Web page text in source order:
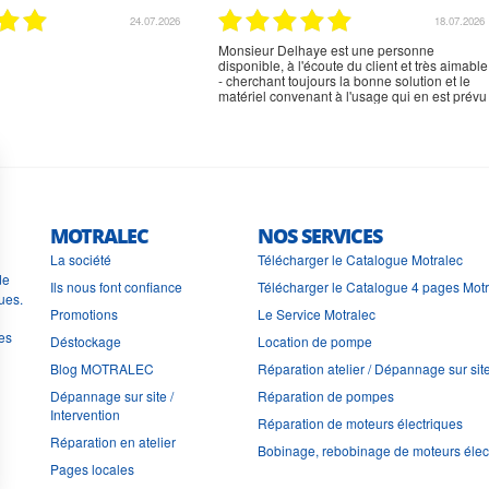
02.07.2026 02.07.2026
rien à signaler, très content
MOTRALEC
La société
Ils nous font confiance
Promotions
Déstockage
Blog MOTRALEC
Dépannage sur site /
Intervention
Réparation en atelier
Pages locales
NOS SERVICES
Télécharger le Catalogue Motralec
Télécharger le Catalogue 4 pages
Le Service Motralec
Location de pompe
Réparation atelier / Dépannage sur
Réparation de pompes
Réparation de moteurs électriques
Bobinage, rebobinage de moteurs